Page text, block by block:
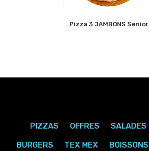
Pizza 3 JAMBONS Senior
PIZZAS OFFRES SALADES
BURGERS TEX MEX BOISSONS